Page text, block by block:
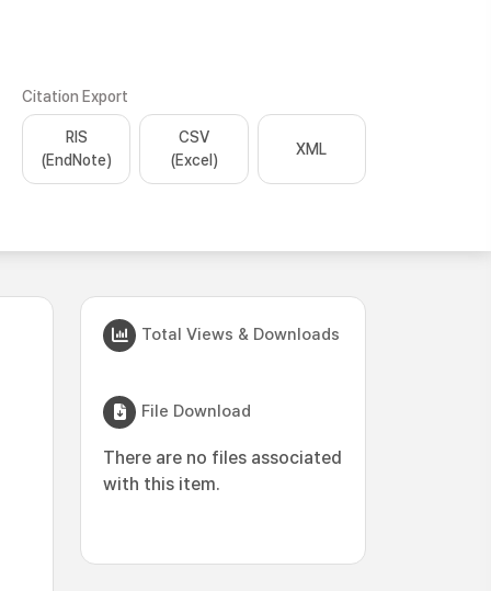
Citation Export
RIS
(EndNote)
CSV
(Excel)
XML
Total Views & Downloads
File Download
There are no files associated
with this item.